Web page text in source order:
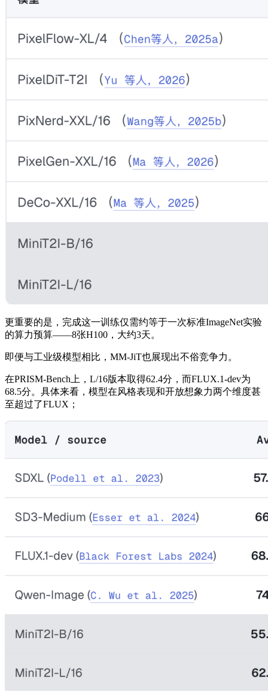
更重要的是，完成这一训练仅需约等于一次标准ImageNet实验
的算力预算——8张H100，大约3天。
即便与工业级模型相比，MM-JiT也展现出不俗竞争力。
在PRISM-Bench上，L/16版本取得62.4分，而FLUX.1-dev为
68.5分。具体来看，模型在风格表现和开放想象力两个维度甚
至超过了FLUX；